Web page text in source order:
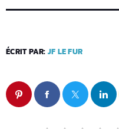
ÉCRIT PAR: JF LE FUR